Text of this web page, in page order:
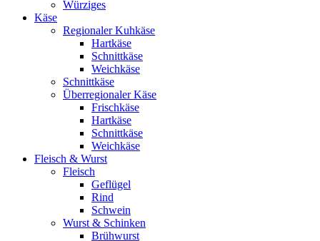
Würziges
Käse
Regionaler Kuhkäse
Hartkäse
Schnittkäse
Weichkäse
Schnittkäse
Überregionaler Käse
Frischkäse
Hartkäse
Schnittkäse
Weichkäse
Fleisch & Wurst
Fleisch
Geflügel
Rind
Schwein
Wurst & Schinken
Brühwurst